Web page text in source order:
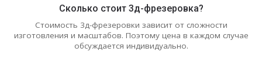
Сколько стоит 3д-фрезеровка?
Стоимость 3д-фрезеровки зависит от сложности
изготовления и масштабов. Поэтому цена в каждом случае
обсуждается индивидуально.